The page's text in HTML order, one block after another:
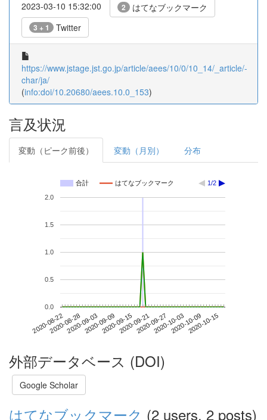
2023-03-10 15:32:00 2 はてなブックマーク
3 + 1 Twitter
https://www.jstage.jst.go.jp/article/aees/10/0/10_14/_article/-
char/ja/
(info:doi/10.20680/aees.10.0_153)
言及状況
変動（ピーク前後） 変動（月別） 分布
合計 はてなブックマーク 1/2
2020-08-222020-08-282020-09-032020-09-092020-09-152020-09-212020-09-272020-10-032020-10-092020-10-15
0.0
0.5
1.0
1.5
2.0
外部データベース (DOI)
Google Scholar
はてなブックマーク (2 users, 2 posts)